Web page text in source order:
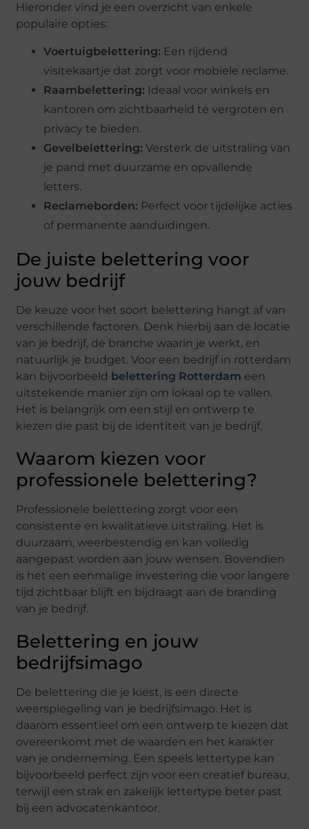
Hieronder vind je een overzicht van enkele
populaire opties:
Voertuigbelettering: Een rijdend
visitekaartje dat zorgt voor mobiele reclame.
Raambelettering: Ideaal voor winkels en
kantoren om zichtbaarheid te vergroten en
privacy te bieden.
Gevelbelettering: Versterk de uitstraling van
je pand met duurzame en opvallende
letters.
Reclameborden: Perfect voor tijdelijke acties
of permanente aanduidingen.
De juiste belettering voor
jouw bedrijf
De keuze voor het soort belettering hangt af van
verschillende factoren. Denk hierbij aan de locatie
van je bedrijf, de branche waarin je werkt, en
natuurlijk je budget. Voor een bedrijf in rotterdam
kan bijvoorbeeld belettering Rotterdam een
uitstekende manier zijn om lokaal op te vallen.
Het is belangrijk om een stijl en ontwerp te
kiezen die past bij de identiteit van je bedrijf.
Waarom kiezen voor
professionele belettering?
Professionele belettering zorgt voor een
consistente en kwalitatieve uitstraling. Het is
duurzaam, weerbestendig en kan volledig
aangepast worden aan jouw wensen. Bovendien
is het een eenmalige investering die voor langere
tijd zichtbaar blijft en bijdraagt aan de branding
van je bedrijf.
Belettering en jouw
bedrijfsimago
De belettering die je kiest, is een directe
weerspiegeling van je bedrijfsimago. Het is
daarom essentieel om een ontwerp te kiezen dat
overeenkomt met de waarden en het karakter
van je onderneming. Een speels lettertype kan
bijvoorbeeld perfect zijn voor een creatief bureau,
terwijl een strak en zakelijk lettertype beter past
bij een advocatenkantoor.